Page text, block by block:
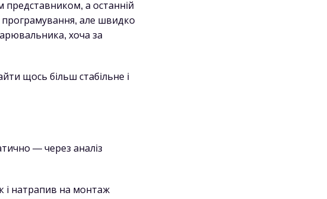
а останній
програмування, але швидко
хоча за
щось більш стабільне і
— через аналіз
і натрапив на монтаж